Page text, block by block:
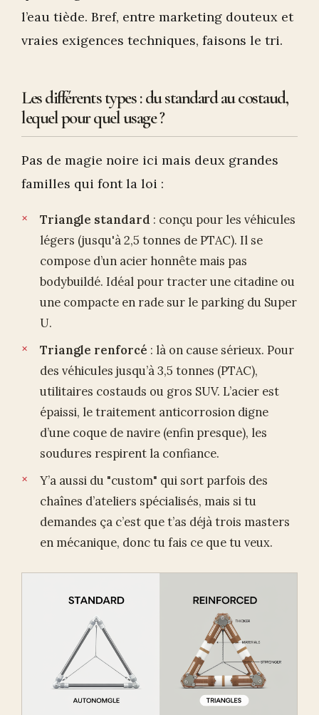
l’eau tiède. Bref, entre marketing douteux et
vraies exigences techniques, faisons le tri.
Les différents types : du standard au costaud,
lequel pour quel usage ?
Pas de magie noire ici mais deux grandes
familles qui font la loi :
Triangle standard : conçu pour les véhicules
légers (jusqu'à 2,5 tonnes de PTAC). Il se
compose d’un acier honnête mais pas
bodybuildé. Idéal pour tracter une citadine ou
une compacte en rade sur le parking du Super
U.
Triangle renforcé : là on cause sérieux. Pour
des véhicules jusqu’à 3,5 tonnes (PTAC),
utilitaires costauds ou gros SUV. L’acier est
épaissi, le traitement anticorrosion digne
d’une coque de navire (enfin presque), les
soudures respirent la confiance.
Y’a aussi du "custom" qui sort parfois des
chaînes d’ateliers spécialisés, mais si tu
demandes ça c’est que t’as déjà trois masters
en mécanique, donc tu fais ce que tu veux.